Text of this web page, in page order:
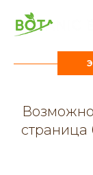
страница